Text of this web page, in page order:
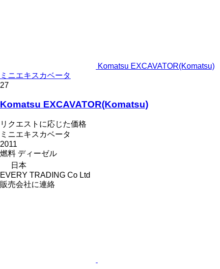
Komatsu EXCAVATOR(Komatsu)
ミニエキスカベータ
27
Komatsu EXCAVATOR(Komatsu)
リクエストに応じた価格
ミニエキスカベータ
2011
燃料 ディーゼル
日本
EVERY TRADING Co Ltd
販売会社に連絡